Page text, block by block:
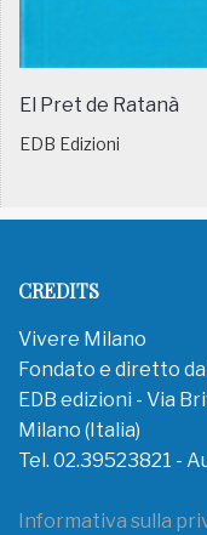
El Pret de Ratanà
EDB Edizioni
CREDITS
Vivere Milano
Fondato e diretto
EDB edizioni - Via
Milano (Italia)
Tel. 02.39523821 -
Informativa sulla